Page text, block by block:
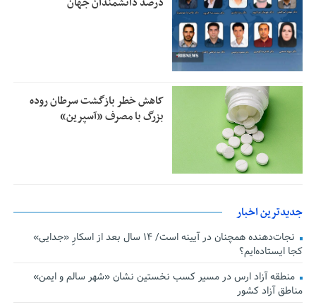
کاهش خطر بازگشت سرطان روده
بزرگ با مصرف «آسپرین»
جدیدترین اخبار
نجات‌دهنده‌ همچنان در آیینه است/ ۱۴ سال بعد از اسکارِ «جدایی»
کجا ایستاده‌ایم؟
منطقه آزاد ارس در مسیر کسب نخستین نشان «شهر سالم و ایمن»
مناطق آزاد کشور